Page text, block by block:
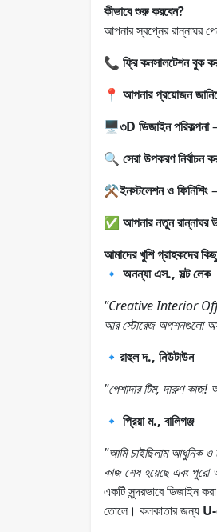
কীভাবে শুরু করবেন?
আপনার স্বপ্নের রান্নাঘর
📞 ফ্রি কনসালটেশন বুক
📍 আপনার প্রয়োজন
🖥️৩D ডিজাইন পরিকল্পনা
🔍 সেরা উপকরণ নির্বাচন
⚒️ইনস্টলেশন ও ফিনিশিং–
✅ আপনার নতুন
আমাদের খুশি গ্রাহকদের
🔹 অনন্যা এস., সল্ট লেক
"Creative Interior Office
আর স্টোরেজ অপশনগুলো
🔹রাহুল দ., নিউটাউন
"পেশাদার টিম, দারুণ
🔹 প্রিয়া ম., বালিগঞ্জ
"আমি চাইছিলাম আধুনিক
কাজ শেষ হয়েছে এবং পুরো
একটি সুন্দরভাবে ডিজাইন
তোলে। কলকাতার জন্য U-